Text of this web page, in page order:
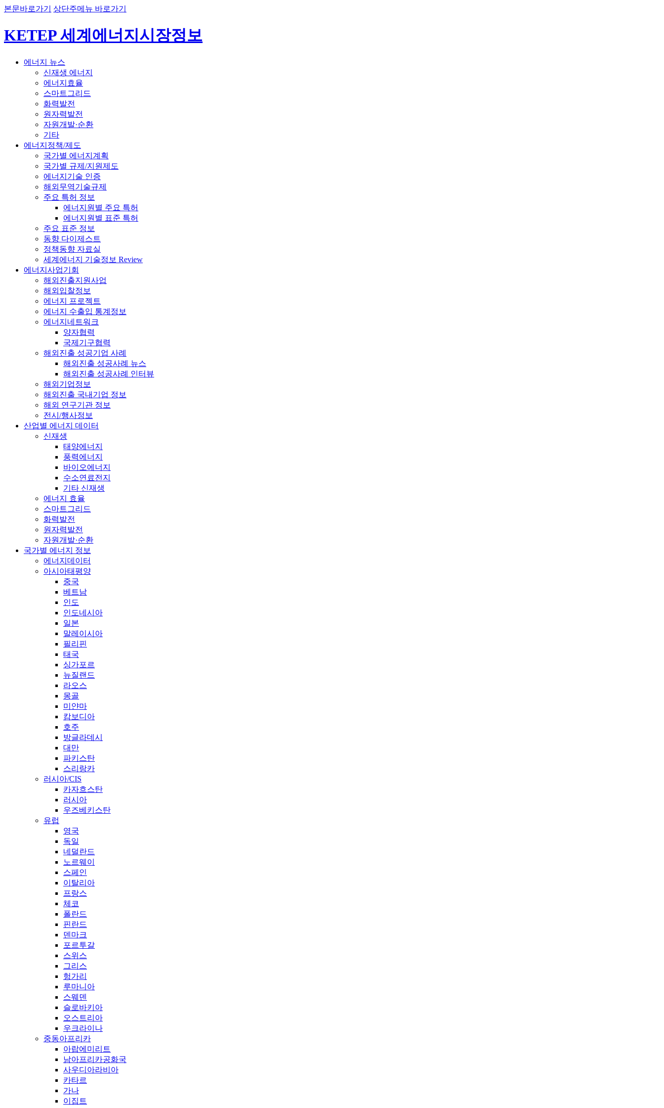
본문바로가기 상단주메뉴 바로가기
KETEP 세계에너지시장정보
에너지 뉴스
신재생 에너지
에너지효율
스마트그리드
화력발전
원자력발전
자원개발·순환
기타
에너지정책/제도
국가별 에너지계획
국가별 규제/지원제도
에너지기술 인증
해외무역기술규제
주요 특허 정보
에너지원별 주요 특허
에너지원별 표준 특허
주요 표준 정보
동향 다이제스트
정책동향 자료실
세계에너지 기술정보 Review
에너지사업기회
해외진출지원사업
해외입찰정보
에너지 프로젝트
에너지 수출입 통계정보
에너지네트워크
양자협력
국제기구협력
해외진출 성공기업 사례
해외진출 성공사례 뉴스
해외진출 성공사례 인터뷰
해외기업정보
해외진출 국내기업 정보
해외 연구기관 정보
전시/행사정보
산업별 에너지 데이터
신재생
태양에너지
풍력에너지
바이오에너지
수소연료전지
기타 신재생
에너지 효율
스마트그리드
화력발전
원자력발전
자원개발·순환
국가별 에너지 정보
에너지데이터
아시아태평양
중국
베트남
인도
인도네시아
일본
말레이시아
필리핀
태국
싱가포르
뉴질랜드
라오스
몽골
미얀마
캄보디아
호주
방글라데시
대만
파키스탄
스리랑카
러시아/CIS
카자흐스탄
러시아
우즈베키스탄
유럽
영국
독일
네덜란드
노르웨이
스페인
이탈리아
프랑스
체코
폴란드
핀란드
덴마크
포르투갈
스위스
그리스
헝가리
루마니아
스웨덴
슬로바키아
오스트리아
우크라이나
중동아프리카
아랍에미리트
남아프리카공화국
사우디아라비아
카타르
가나
이집트